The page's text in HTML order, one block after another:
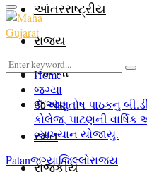
આંતરરાષ્ટ્રીય
રાજ્ય
જિલ્લો
જગ્યા
રમત
રાજકીય
Primary
Menu
Search
for:
Home
જગ્યા
ડૉ.આશુતોષ પાઠકનુ
કોલેજ, પાટણની
વ્યાખ્યાન યોજાયુ.
Patanજગ્યાજિલ્લોરાજ્ય